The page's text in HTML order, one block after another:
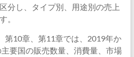
分し、タイプ別、用途別の売上
。
第10章、第11章では、2019年か
要国の販売数量、消費量、市場